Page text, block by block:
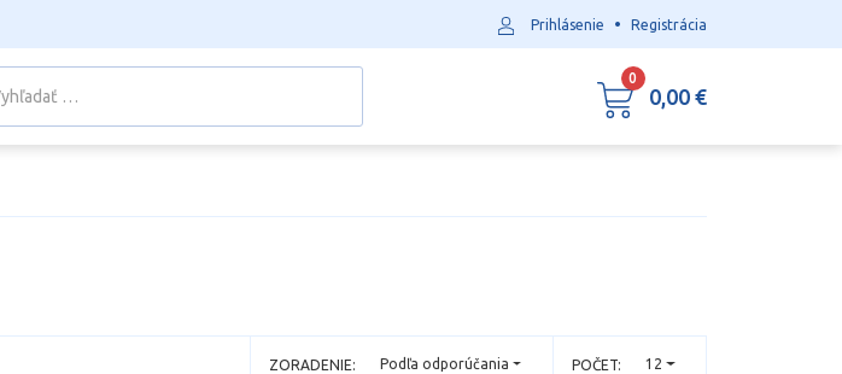
POČET: 12
ZORADENIE: Podľa odporúčania
Prihlásenie • Registrácia
0
0,00 €